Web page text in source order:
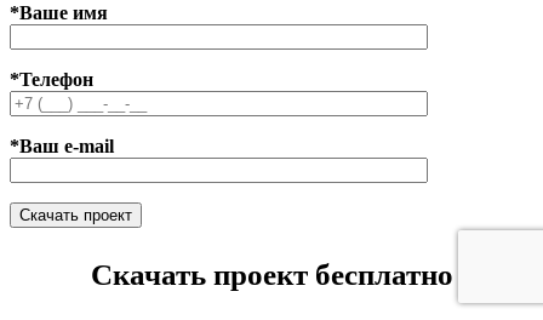
*Ваше имя
*Телефон
*Ваш e-mail
Скачать проект бесплатно